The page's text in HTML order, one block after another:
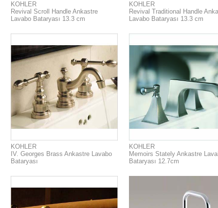
KOHLER
Revival Scroll Handle Ankastre
Lavabo Bataryası 13.3 cm
KOHLER
Revival Traditional Handle
Lavabo Bataryası 13.3 cm
KOHLER
IV. Georges Brass Ankastre Lavabo
Bataryası
KOHLER
Memoirs Stately Ankastre
Bataryası 12.7cm